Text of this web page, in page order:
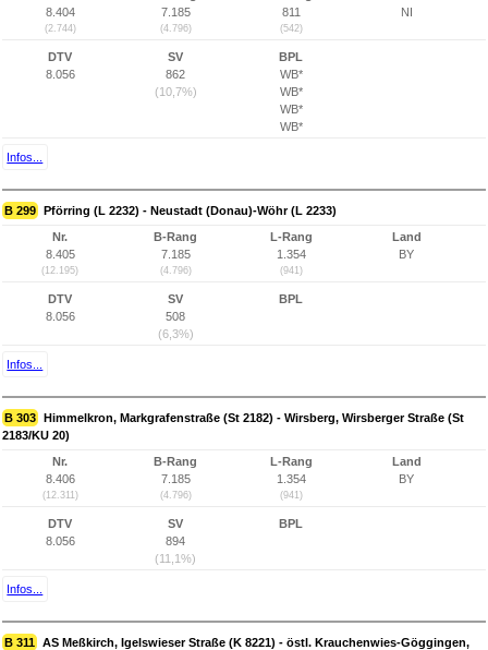
8.404
(2.744)
7.185
(4.796)
811
(542)
NI
DTV
8.056
SV
862
(10,7%)
BPL
WB*
WB*
WB*
WB*
Infos...
B 299 Pförring (L 2232) - Neustadt (Donau)-Wöhr (L 2233)
Nr.
8.405
(12.195)
B-Rang
7.185
(4.796)
L-Rang
1.354
(941)
Land
BY
DTV
8.056
SV
508
(6,3%)
BPL
Infos...
B 303 Himmelkron, Markgrafenstraße (St 2182) - Wirsberg, Wirsberger Straße (St
2183/KU 20)
Nr.
8.406
(12.311)
B-Rang
7.185
(4.796)
L-Rang
1.354
(941)
Land
BY
DTV
8.056
SV
894
(11,1%)
BPL
Infos...
B 311 AS Meßkirch, Igelswieser Straße (K 8221) - östl. Krauchenwies-Göggingen,